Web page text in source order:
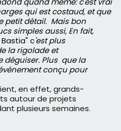
qui est costaud, et que
petitdétail. Mais bon
simples aussi, En fait,
c'est plus
larigolade et
déguiser. Plus que la
conçupour
en effet, grands-
autour de projets
plusieurs semaines.